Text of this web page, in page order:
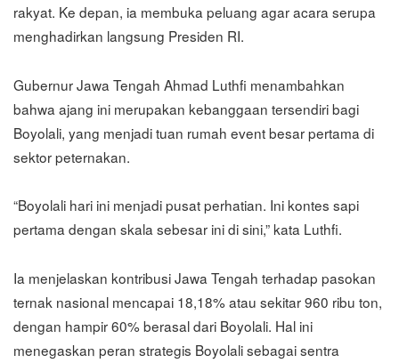
rakyat. Ke depan, ia membuka peluang agar acara serupa
menghadirkan langsung Presiden RI.
Gubernur Jawa Tengah Ahmad Luthfi menambahkan
bahwa ajang ini merupakan kebanggaan tersendiri bagi
Boyolali, yang menjadi tuan rumah event besar pertama di
sektor peternakan.
“Boyolali hari ini menjadi pusat perhatian. Ini kontes sapi
pertama dengan skala sebesar ini di sini,” kata Luthfi.
Ia menjelaskan kontribusi Jawa Tengah terhadap pasokan
ternak nasional mencapai 18,18% atau sekitar 960 ribu ton,
dengan hampir 60% berasal dari Boyolali. Hal ini
menegaskan peran strategis Boyolali sebagai sentra